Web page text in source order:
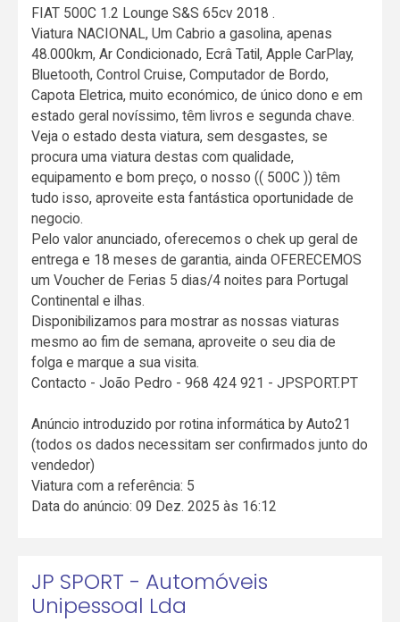
FIAT 500C 1.2 Lounge S&S 65cv 2018 .
Viatura NACIONAL, Um Cabrio a gasolina, apenas
48.000km, Ar Condicionado, Ecrâ Tatil, Apple CarPlay,
Bluetooth, Control Cruise, Computador de Bordo,
Capota Eletrica, muito económico, de único dono e em
estado geral novíssimo, têm livros e segunda chave.
Veja o estado desta viatura, sem desgastes, se
procura uma viatura destas com qualidade,
equipamento e bom preço, o nosso (( 500C )) têm
tudo isso, aproveite esta fantástica oportunidade de
negocio.
Pelo valor anunciado, oferecemos o chek up geral de
entrega e 18 meses de garantia, ainda OFERECEMOS
um Voucher de Ferias 5 dias/4 noites para Portugal
Continental e ilhas.
Disponibilizamos para mostrar as nossas viaturas
mesmo ao fim de semana, aproveite o seu dia de
folga e marque a sua visita.
Contacto - João Pedro - 968 424 921 - JPSPORT.PT
Anúncio introduzido por rotina informática by Auto21
(todos os dados necessitam ser confirmados junto do
vendedor)
Viatura com a referência: 5
Data do anúncio: 09 Dez. 2025 às 16:12
JP SPORT - Automóveis
Unipessoal Lda